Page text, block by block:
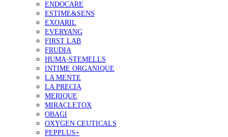
ENDOCARE
ESTIME&SENS
EXOARIL
EVERYANG
FIRST LAB
FRUDIA
HUMA-STEMELLS
INTIME ORGANIQUE
LA MENTE
LA PRECIA
MERIQUE
MIRACLETOX
OBAGI
OXYGEN CEUTICALS
PEPPLUS+